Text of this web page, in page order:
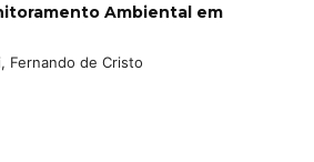
Ambiental em
Fernando de Cristo